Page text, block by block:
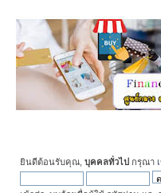
ยินดีต้อนรับคุณ, บุคคลทั่วไป กรุณา